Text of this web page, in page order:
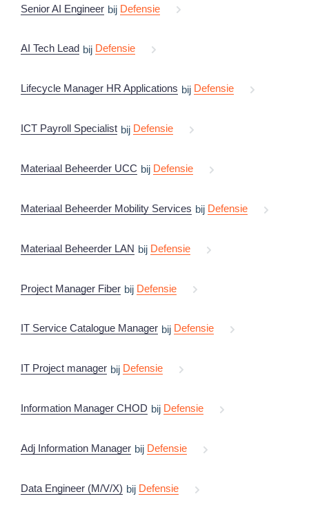
Senior AI Engineer bij Defensie
AI Tech Lead bij Defensie
Lifecycle Manager HR Applications bij Defensie
ICT Payroll Specialist bij Defensie
Materiaal Beheerder UCC bij Defensie
Materiaal Beheerder Mobility Services bij Defensie
Materiaal Beheerder LAN bij Defensie
Project Manager Fiber bij Defensie
IT Service Catalogue Manager bij Defensie
IT Project manager bij Defensie
Information Manager CHOD bij Defensie
Adj Information Manager bij Defensie
Data Engineer (M/V/X) bij Defensie